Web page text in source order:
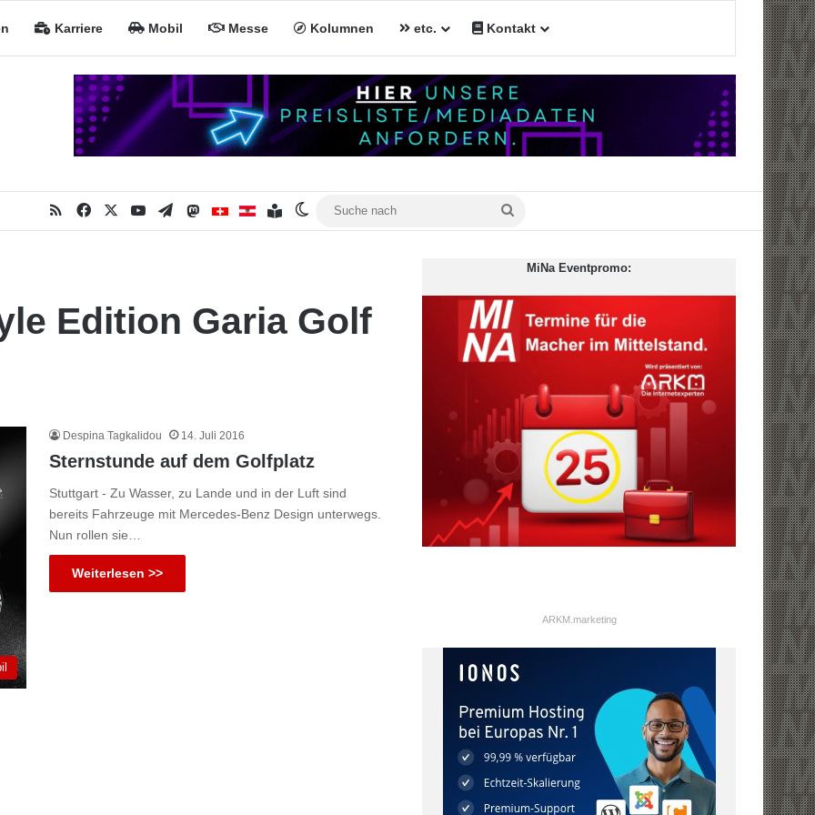
Karriere Mobil Messe Kolumnen etc. Kontakt
RSSFacebookYouTubeTelegramMastodonMiNa CHMiNa AT
Inhaltsverzeichnis
Skin umschalten
Edition Garia Golf
Despina Tagkalidou 14. Juli 2016
Sternstunde auf dem Golfplatz
Stuttgart - Zu Wasser, zu Lande und in der Luft sind
bereits Fahrzeuge mit Mercedes-Benz Design unterwegs.
Nun rollen sie…
Weiterlesen >>
MiNa Eventpromo:
ARKM.marketing